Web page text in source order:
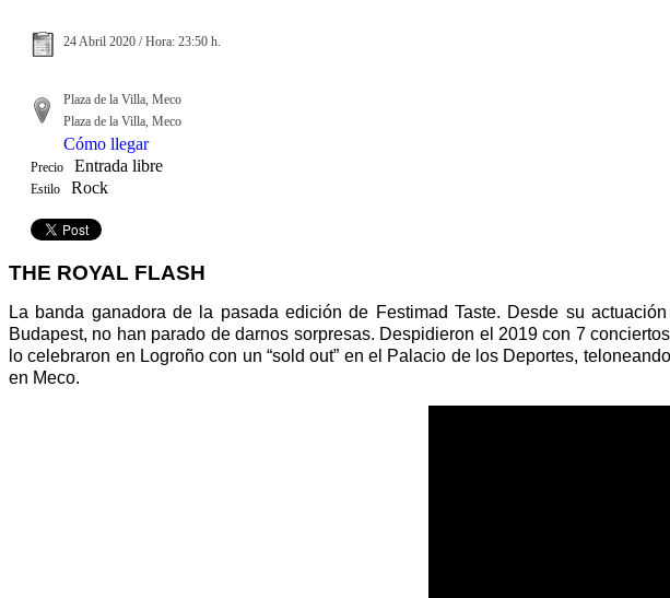
24 Abril 2020 / Hora: 23:50 h.
Plaza de la Villa, Meco
Plaza de la Villa, Meco
Cómo llegar
Precio Entrada libre
Estilo Rock
THE ROYAL FLASH
La banda ganadora de la pasada edición de Festimad Taste. Desde su
Budapest, no han parado de darnos sorpresas. Despidieron el 2019 con 7
lo celebraron en Logroño con un “sold out” en el Palacio de los Deportes,
en Meco.